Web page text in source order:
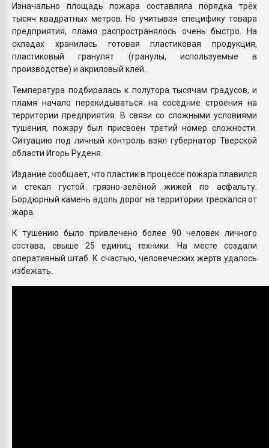
Изначально площадь пожара составляла порядка трёх
тысяч квадратных метров. Но учитывая специфику товара
предприятия, пламя распространялось очень быстро. На
складах хранилась готовая пластиковая продукция,
пластиковый гранулят (гранулы, используемые в
производстве) и акриловый клей.
Температура подбиралась к полутора тысячам градусов, и
пламя начало перекидываться на соседние строения на
территории предприятия. В связи со сложными условиями
тушения, пожару был присвоен третий номер сложности.
Ситуацию под личный контроль взял губернатор Тверской
области Игорь Руденя.
Издание сообщает, что пластик в процессе пожара плавился
и стекал густой грязно-зелёной жижей по асфальту.
Бордюрный камень вдоль дорог на территории трескался от
жара.
К тушению было привлечено более 90 человек личного
состава, свыше 25 единиц техники. На месте создали
оперативный штаб. К счастью, человеческих жертв удалось
избежать.